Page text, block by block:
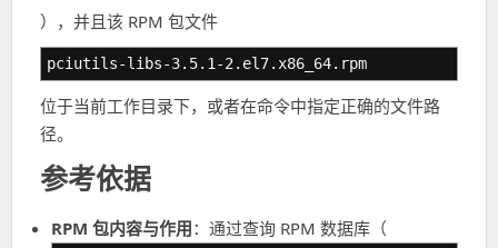
），并且该 RPM 包文件
pciutils-libs-3.5.1-2.el7.x86_64.rpm
位于当前工作目录下，或者在命令中指定正确的文件路
径。
参考依据
RPM 包内容与作用：通过查询 RPM 数据库（